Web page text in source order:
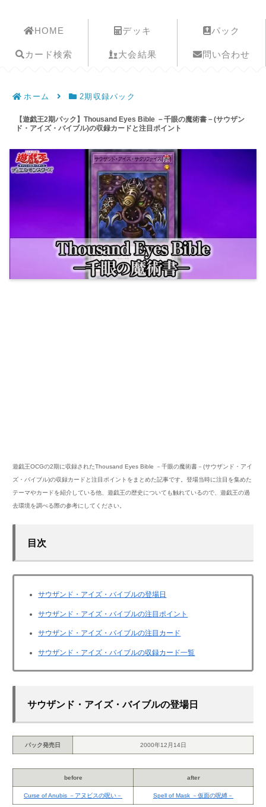
HOME デッキ パック
カード検索 大会結果 問い合わせ
ホーム 2期収録パック
【遊戯王2期パック】Thousand Eyes Bible －千眼の魔術書－(サウザン
ド・アイズ・バイブル)の収録カードと注目ポイント
遊戯王OCGの2期に収録されたThousand Eyes Bible －千眼の魔術書－(サウザンド・アイ
ズ・バイブル)の収録カードと注目ポイントをまとめた記事です。登場当時に注目を集めた
テーマやカードを紹介している他、遊戯王の歴史についても触れているので、遊戯王の過
去環境を調べる際の参考にしてください。
目次
サウザンド・アイズ・バイブルの登場日
サウザンド・アイズ・バイブルの注目ポイント
サウザンド・アイズ・バイブルの注目カード
サウザンド・アイズ・バイブルの収録カード一覧
サウザンド・アイズ・バイブルの登場日
パック発売日 2000年12月14日
before after
Curse of Anubis －アヌビスの呪い－ Spell of Mask －仮面の呪縛－